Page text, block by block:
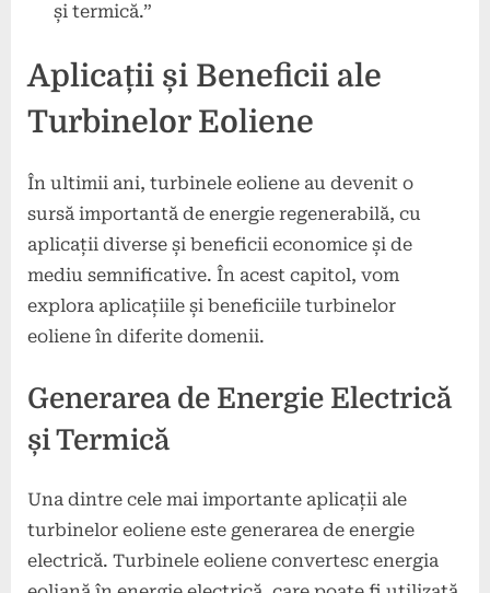
și termică.”
Aplicații și Beneficii ale
Turbinelor Eoliene
În ultimii ani, turbinele eoliene au devenit o
sursă importantă de energie regenerabilă, cu
aplicații diverse și beneficii economice și de
mediu semnificative. În acest capitol, vom
explora aplicațiile și beneficiile turbinelor
eoliene în diferite domenii.
Generarea de Energie Electrică
și Termică
Una dintre cele mai importante aplicații ale
turbinelor eoliene este generarea de energie
electrică. Turbinele eoliene convertesc energia